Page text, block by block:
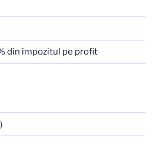
din impozitul pe profit